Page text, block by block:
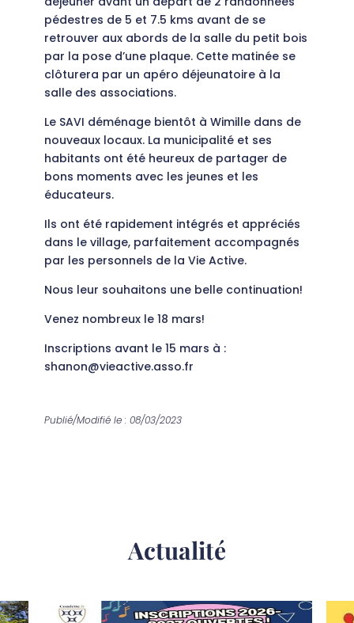
pédestres de 5 et 7.5 kms avant de se
retrouver aux abords de la salle du petit bois
par la pose d’une plaque. Cette matinée se
clôturera par un apéro déjeunatoire à la
salle des associations.
Le SAVI déménage bientôt à Wimille dans de
nouveaux locaux. La municipalité et ses
habitants ont été heureux de partager de
bons moments avec les jeunes et les
éducateurs.
Ils ont été rapidement intégrés et appréciés
dans le village, parfaitement accompagnés
par les personnels de la Vie Active.
Nous leur souhaitons une belle continuation!
Venez nombreux le 18 mars!
Inscriptions avant le 15 mars à :
shanon@vieactive.asso.fr
Publié/Modifié le : 08/03/2023
Actualité